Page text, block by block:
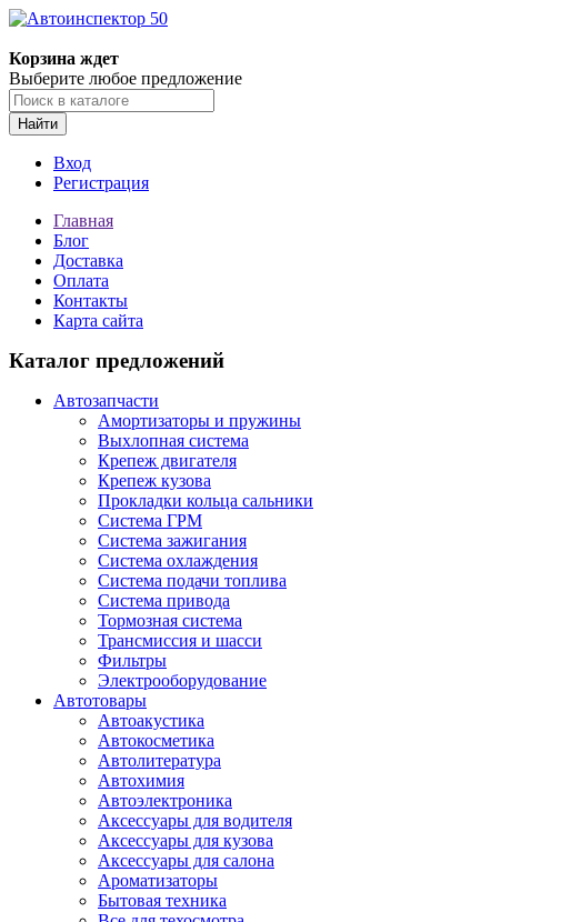
Корзина ждет
Выберите любое предложение
Найти
Вход
Регистрация
Главная
Блог
Доставка
Оплата
Контакты
Карта сайта
Каталог предложений
Автозапчасти
Амортизаторы и пружины
Выхлопная система
Крепеж двигателя
Крепеж кузова
Прокладки кольца сальники
Система ГРМ
Система зажигания
Система охлаждения
Система подачи топлива
Система привода
Тормозная система
Трансмиссия и шасси
Фильтры
Электрооборудование
Автотовары
Автоакустика
Автокосметика
Автолитература
Автохимия
Автоэлектроника
Аксессуары для водителя
Аксессуары для кузова
Аксессуары для салона
Ароматизаторы
Бытовая техника